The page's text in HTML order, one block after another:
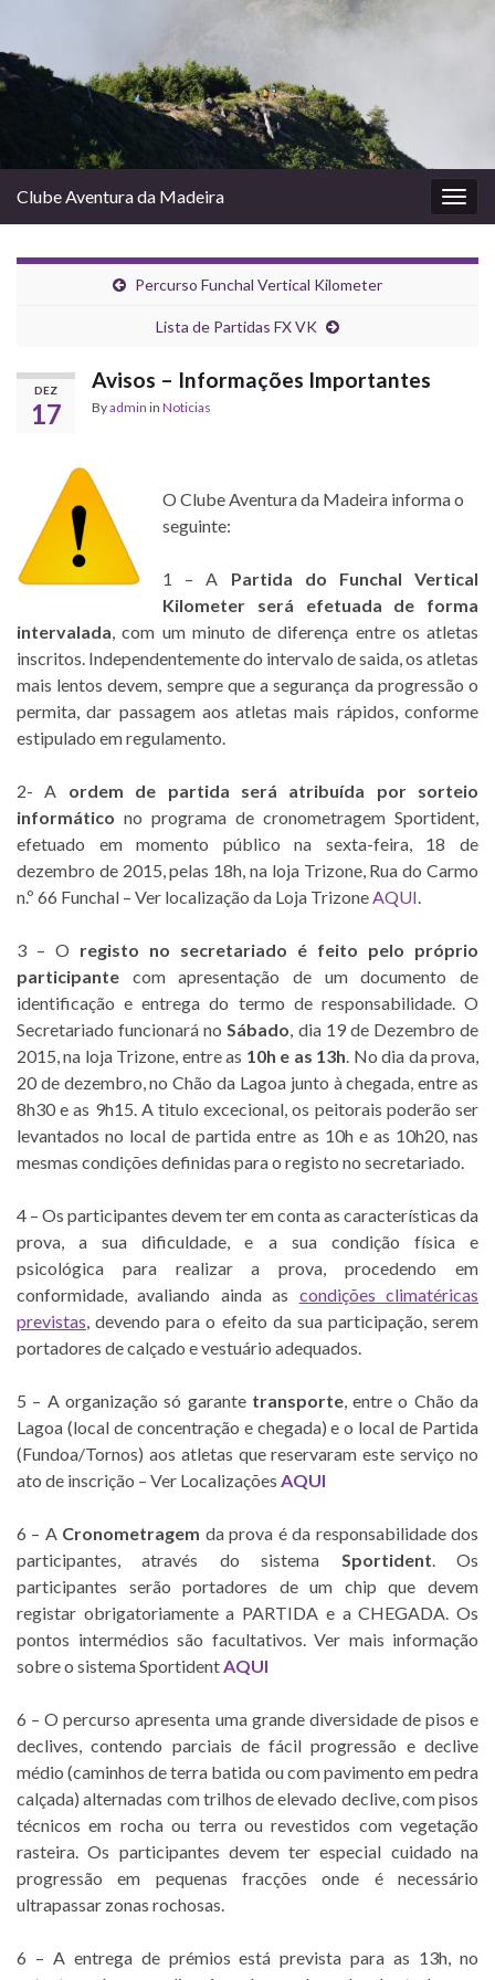
Clube Aventura da Madeira
Percurso Funchal Vertical Kilometer
Lista de Partidas FX VK
DEZ
17
Avisos – Informações Importantes
Byadmin in Noticias
O Clube Aventura da Madeira informa o
seguinte:
1 – A Partida do Funchal Vertical
Kilometer será efetuada de forma
intervalada, com um minuto de diferença entre os atletas
inscritos. Independentemente do intervalo de saida, os atletas
mais lentos devem, sempre que a segurança da progressão o
permita, dar passagem aos atletas mais rápidos, conforme
estipulado em regulamento.
2- A ordem de partida será atribuída por sorteio
informático no programa de cronometragem Sportident,
efetuado em momento público na sexta-feira, 18 de
dezembro de 2015, pelas 18h, na loja Trizone, Rua do Carmo
n.º 66 Funchal – Ver localização da Loja TrizoneAQUI.
3 – O registo no secretariado é feito pelo próprio
participante com apresentação de um documento de
identificação e entrega do termo de responsabilidade. O
Secretariado funcionará noSábado, dia 19 de Dezembro de
2015, na loja Trizone, entre as 10h e as 13h. No dia da prova,
20 de dezembro, no Chão da Lagoa junto à chegada, entre as
8h30 e as 9h15. A titulo excecional, os peitorais poderão ser
levantados no local de partida entre as 10h e as 10h20, nas
mesmas condições definidas para o registo no secretariado.
4 – Os participantes devem ter em conta as características da
prova, a sua dificuldade, e a sua condição física e
psicológica para realizar a prova, procedendo em
conformidade, avaliando ainda as condições climatéricas
previstas, devendo para o efeito da sua participação, serem
portadores de calçado e vestuário adequados.
5 – A organização só garante transporte, entre o Chão da
Lagoa (local de concentração e chegada) e o local de Partida
(Fundoa/Tornos) aos atletas que reservaram este serviço no
ato de inscrição – Ver Localizações AQUI
6 – A Cronometragem da prova é da responsabilidade dos
participantes, através do sistema Sportident. Os
participantes serão portadores de um chip que devem
registar obrigatoriamente a PARTIDA e a CHEGADA. Os
pontos intermédios são facultativos. Ver mais informação
sobre o sistema SportidentAQUI
6 – O percurso apresenta uma grande diversidade de pisos e
declives, contendo parciais de fácil progressão e declive
médio (caminhos de terra batida ou com pavimento em pedra
calçada) alternadas com trilhos de elevado declive, com pisos
técnicos em rocha ou terra ou revestidos com vegetação
rasteira. Os participantes devem ter especial cuidado na
progressão em pequenas fracções onde é necessário
ultrapassar zonas rochosas.
6 – A entrega de prémios está prevista para as 13h, no